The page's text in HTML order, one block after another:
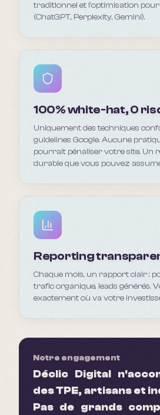
traditionnel et l'optimisation
(ChatGPT, Perplexity, Gemini).
100% white-hat, 0
Uniquement des techniques
guidelines Google. Aucune
pourrait pénaliser votre site. Un
durable que vous pouvez
Reporting
Chaque mois, un rapport clair :
trafic organique, leads générés.
exactement où va votre
Notre engagement
Déclic Digital
des TPE, artisans et
Pas de grands